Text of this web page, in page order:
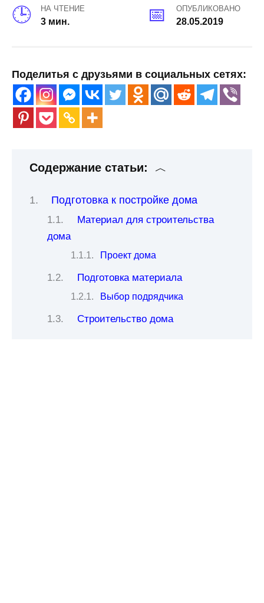
НА ЧТЕНИЕ
3 мин.
ОПУБЛИКОВАНО
28.05.2019
Поделитья с друзьями в социальных сетях:
Содержание статьи:
Подготовка к постройке дома
Материал для строительства
дома
Проект дома
Подготовка материала
Выбор подрядчика
Строительство дома